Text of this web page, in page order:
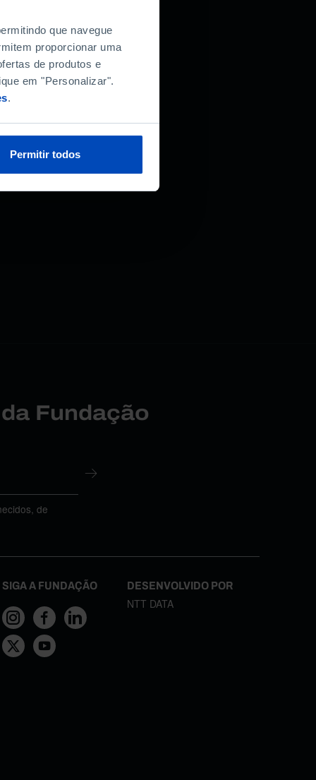
que navegue
proporcionar uma
de produtos e
em "Personalizar".
.
Permitir todos
Fundação
de
SIGA A FUNDAÇÃO DESENVOLVIDO POR
NTT DATA